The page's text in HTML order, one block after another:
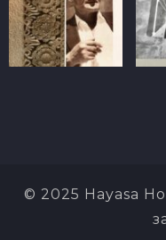
© 2025 Hayasa